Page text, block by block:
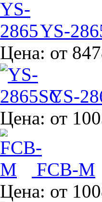
YS-
Цена: от
YS-
Цена: от
FCB-M
Цена: от